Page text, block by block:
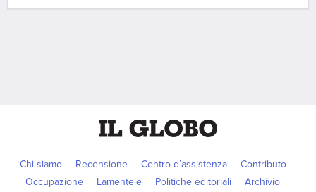
Chi siamo Recensione Centro d’assistenza
Contributo
Occupazione
Lamentele Politiche editoriali
Archivio